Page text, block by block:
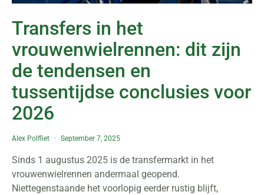
Transfers in het
vrouwenwielrennen: dit zijn
de tendensen en
tussentijdse conclusies voor
2026
Alex Polfliet September 7, 2025
Sinds 1 augustus 2025 is de transfermarkt in het
vrouwenwielrennen andermaal geopend.
Niettegenstaande het voorlopig eerder rustig blijft,